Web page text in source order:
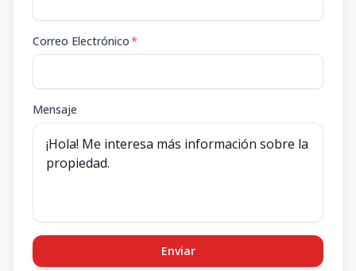
Correo Electrónico*
Mensaje
Enviar